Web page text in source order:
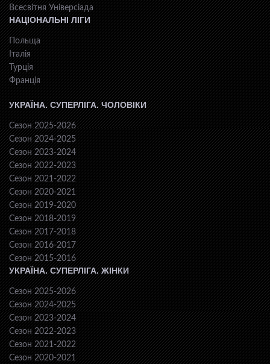
Всесвiтня Унiверсiaда
НАЦІОНАЛЬНІ ЛІГИ
Польща
Італія
Турція
Франція
УКРАЇНА. СУПЕРЛІГА. ЧОЛОВІКИ
Сезон 2025-2026
Сезон 2024-2025
Сезон 2023-2024
Сезон 2022-2023
Сезон 2021-2022
Сезон 2020-2021
Сезон 2019-2020
Сезон 2018-2019
Сезон 2017-2018
Сезон 2016-2017
Сезон 2015-2016
УКРАЇНА. СУПЕРЛІГА. ЖІНКИ
Сезон 2025-2026
Сезон 2024-2025
Сезон 2023-2024
Сезон 2022-2023
Сезон 2021-2022
Сезон 2020-2021